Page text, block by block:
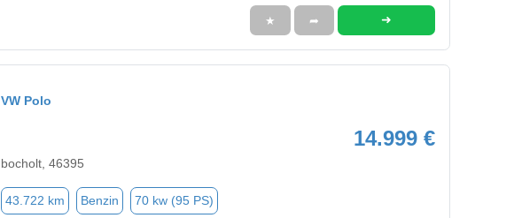
★ ➦ ➜
VW Polo
14.999 €
bocholt, 46395
43.722 km Benzin 70 kw (95 PS)